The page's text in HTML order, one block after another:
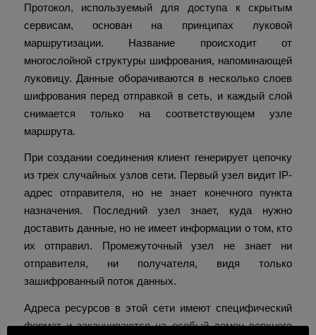
Протокол, используемый для доступа к скрытым
сервисам, основан на принципах луковой
маршрутизации. Название происходит от
многослойной структуры шифрования, напоминающей
луковицу. Данные оборачиваются в несколько слоев
шифрования перед отправкой в сеть, и каждый слой
снимается только на соответствующем узле
маршрута.
При создании соединения клиент генерирует цепочку
из трех случайных узлов сети. Первый узел видит IP-
адрес отправителя, но не знает конечного пункта
назначения. Последний узел знает, куда нужно
доставить данные, но не имеет информации о том, кто
их отправил. Промежуточный узел не знает ни
отправителя, ни получателя, видя только
зашифрованный поток данных.
Адреса ресурсов в этой сети имеют специфический
формат и заканчиваются на особый домен верхнего